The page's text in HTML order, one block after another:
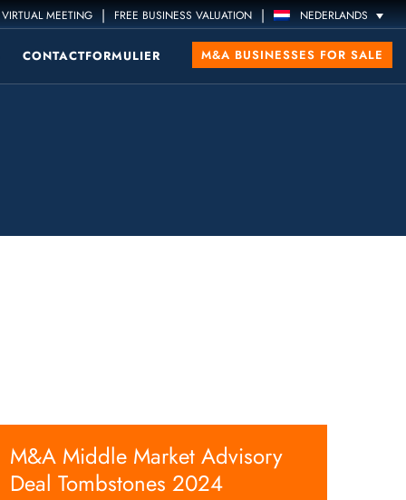
MEETING | FREE BUSINESS VALUATION | NEDERLANDS
CONTACTFORMULIER M&A BUSINESSES FOR SALE
M&A Middle Market Advisory
Deal Tombstones 2024